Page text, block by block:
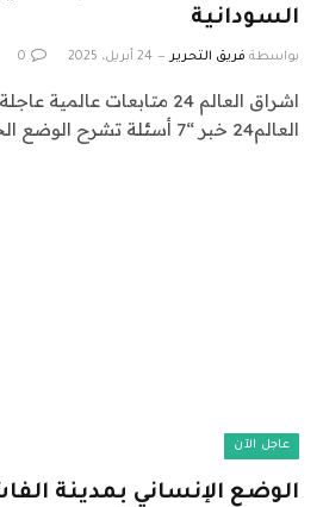
السودانية
بواسطة فريق التحرير 24 أبريل، 2025 0
اشراق العالم 24 متابعات
العالم24 خبر “7 أسئلة تشرح الوضع الحالي في مدينة الفاشر…
عاجل الآن
الوضع الإنساني بمدينة